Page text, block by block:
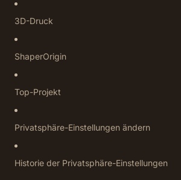
3D-Druck
ShaperOrigin
Top-Projekt
Privatsphäre-Einstellungen ändern
Historie der Privatsphäre-Einstellungen